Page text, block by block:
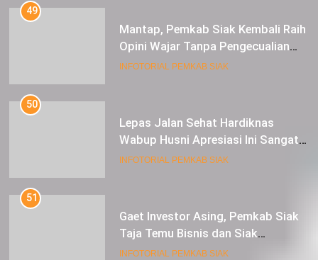
49
Mantap, Pemkab Siak Kembali Raih
Opini Wajar Tanpa Pengecualian
ke-13 Dari BPK RI.
INFOTORIAL PEMKAB SIAK
50
Lepas Jalan Sehat Hardiknas
Wabup Husni Apresiasi Ini Sangat
Luar Biasa
INFOTORIAL PEMKAB SIAK
51
Gaet Investor Asing, Pemkab Siak
Taja Temu Bisnis dan Siak
Expoversary 2024
INFOTORIAL PEMKAB SIAK